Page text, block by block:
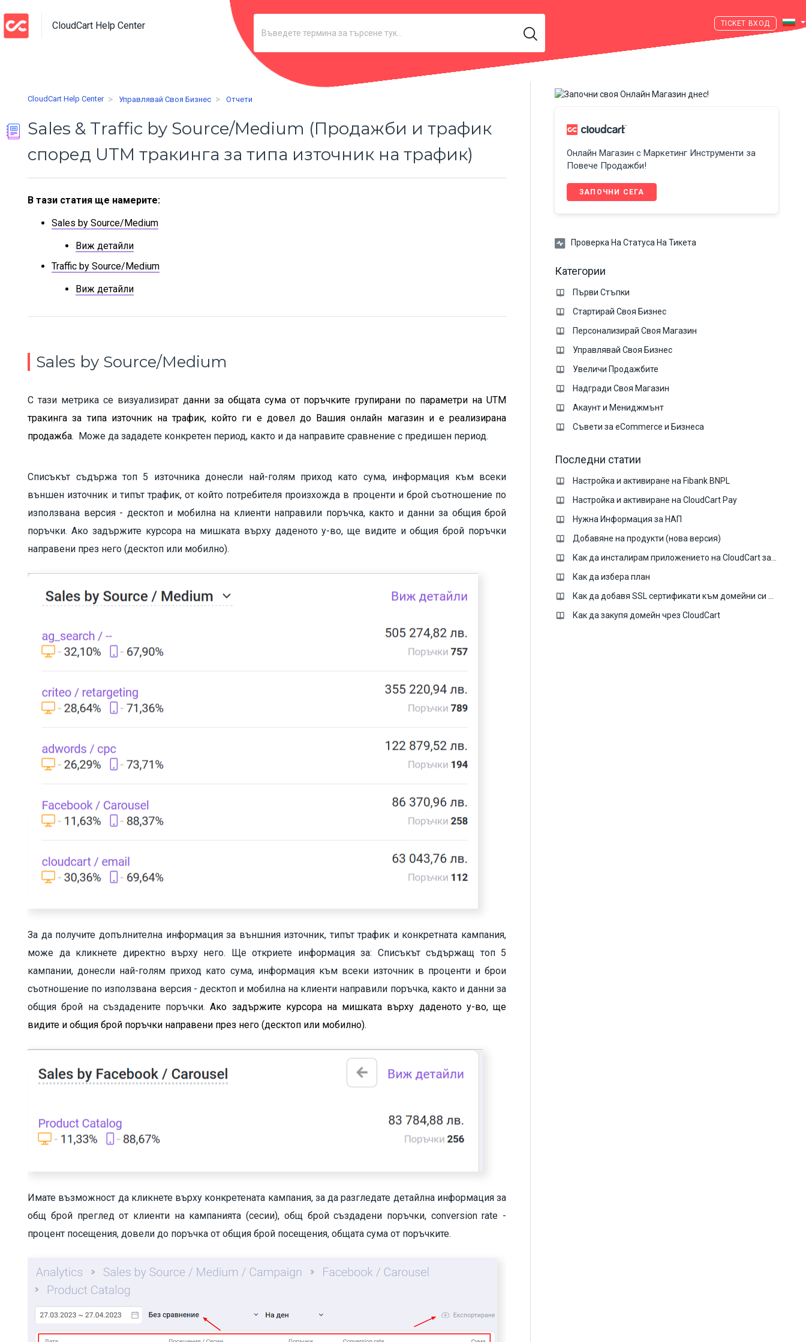
CloudCart Help Center ВХОД
CloudCart Help Center Управлявай Своя Бизнес Отчети
Sales & Traffic by Source/Medium (Продажби и трафик
според UTM тракинга за типа източник на трафик)
В тази статия ще намерите:
Sales by Source/Medium
Виж детайли
Traffic by Source/Medium
Виж детайли
Sales by Source/Medium
С тази метрика се визуализират данни за общата сума от поръчките групирани по параметри на UTM
тракинга за типа източник на трафик, който ги е довел до Вашия онлайн магазин и е реализирана
продажба. Може да зададете конкретен период, както и да направите сравнение с предишен период.
Списъкът съдържа топ 5 източника донесли най-голям приход като сума, информация към всеки
външен източник и типът трафик, от който потребителя произхожда в проценти и брой съотношение по
използвана версия - десктоп и мобилна на клиенти направили поръчка, както и данни за общия брой
поръчки. Ако задържите курсора на мишката върху даденото у-во, ще видите и общия брой поръчки
направени през него (десктоп или мобилно).
За да получите допълнителна информация за външния източник, типът трафик и конкретната кампания,
може да кликнете директно върху него. Ще откриете информация за: Списъкът съдържащ топ 5
кампании, донесли най-голям приход като сума, информация към всеки източник в проценти и брои
съотношение по използвана версия - десктоп и мобилна на клиенти направили поръчка, както и данни за
общия брой на създадените поръчки.Ако задържите курсора на мишката върху даденото у-во, ще
видите и общия брой поръчки направени през него (десктоп или мобилно).
Имате възможност да кликнете върху конкретената кампания, за да разгледате детайлна информация за
общ брой преглед от клиенти на кампанията (сесии), общ брой създадени поръчки, conversion rate -
процент посещения, довели до поръчка от общия брой посещения, общата сума от поръчките.
Онлайн Магазин с Маркетинг Инструменти за
Повече Продажби!
ЗАПОЧНИ СЕГА
Проверка На Статуса На Тикета
Категории
Първи Стъпки
Стартирай Своя Бизнес
Персонализирай Своя Магазин
Управлявай Своя Бизнес
Увеличи Продажбите
Надгради Своя Магазин
Акаунт и Мениджмънт
Съвети за eCommerce и Бизнеса
Последни статии
Настройка и активиране на Fibank BNPL
Настройка и активиране на CloudCart Pay
Нужна Информация за НАП
Добавяне на продукти (нова версия)
Как да избера план
Как да закупя домейн чрез CloudCart